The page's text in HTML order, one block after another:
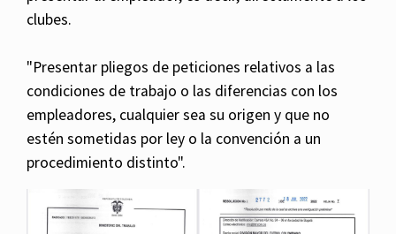
clubes.
"Presentar pliegos de peticiones relativos a las
condiciones de trabajo o las diferencias con los
empleadores, cualquier sea su origen y que no
estén sometidas por ley o la convención a un
procedimiento distinto".